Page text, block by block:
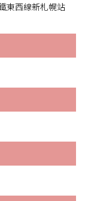
東西線新札幌站